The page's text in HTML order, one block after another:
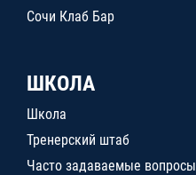
Сочи Клаб Бар
ШКОЛА
Школа
Тренерский штаб
Часто задаваемые вопросы